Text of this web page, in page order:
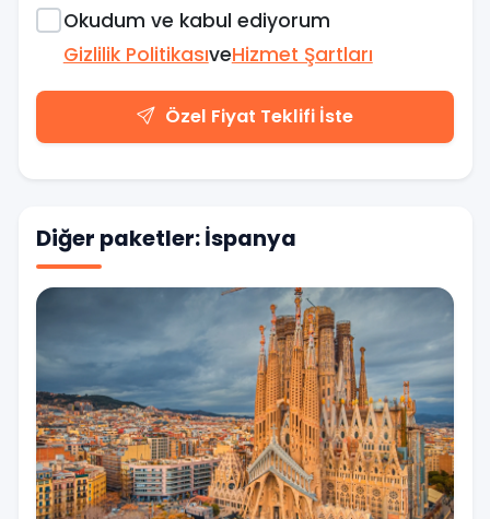
Okudum ve kabul ediyorum
Gizlilik PolitikasıveHizmet Şartları
Özel Fiyat Teklifi İste
Diğer paketler: İspanya